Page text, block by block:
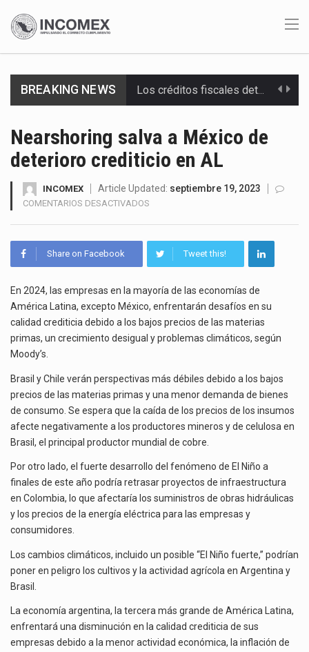
BREAKING NEWS Los créditos fiscales determinados a empresas IMMEX rara vez nacen de una interpretación equivocada de…
El gobierno de Estados Unidos anunciará un arancel del 15 % sobre los productos fabricados…
El derecho a la previsibilidad de los horarios de trabajo en turnos rotativos podría ser…
Las métricas tradicionales de los parques industriales —absorción, ocupación y metros cuadrados desarrollados— resultan insuficientes…
El superávit comercial de México con Estados Unidos alcanzó 102,581 millones de dólares (mdd) en…
El Tribunal Federal de Justicia Administrativa (TFJA), a través de su Segunda Sala Regional en…
Nearshoring salva a México de
deterioro crediticio en AL
INCOMEX Article Updated: septiembre 19, 2023
COMENTARIOS DESACTIVADOS
MÉXICO
DETERIORO
CREDITICIO
EN
Share on Facebook Tweet this!
En 2024, las empresas en la mayoría de las economías de
América Latina, excepto México, enfrentarán desafíos en su
calidad crediticia debido a los bajos precios de las materias
primas, un crecimiento desigual y problemas climáticos, según
Moody’s.
Brasil y Chile verán perspectivas más débiles debido a los bajos
precios de las materias primas y una menor demanda de bienes
de consumo. Se espera que la caída de los precios de los insumos
afecte negativamente a los productores mineros y de celulosa en
Brasil, el principal productor mundial de cobre.
Por otro lado, el fuerte desarrollo del fenómeno de El Niño a
finales de este año podría retrasar proyectos de infraestructura
en Colombia, lo que afectaría los suministros de obras hidráulicas
y los precios de la energía eléctrica para las empresas y
consumidores.
Los cambios climáticos, incluido un posible “El Niño fuerte,” podrían
poner en peligro los cultivos y la actividad agrícola en Argentina y
Brasil.
La economía argentina, la tercera más grande de América Latina,
enfrentará una disminución en la calidad crediticia de sus
empresas debido a la menor actividad económica, la inflación de